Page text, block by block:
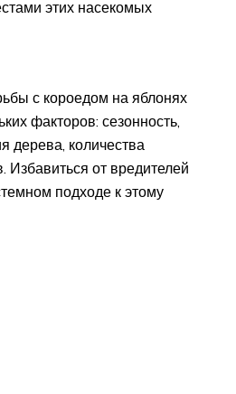
этих насекомых
с короедом на яблонях
факторов: сезонность,
дерева, количества
Избавиться от вредителей
подходе к этому